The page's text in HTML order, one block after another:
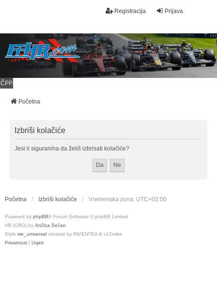
Prijava
Registracija
ČPP
Početna
Izbriši kolačiće
Jesi li siguran/na da želiš izbrisati kolačiće?
Početna Izbriši kolačiće Vremenska zona: UTC+02:00
Powered by phpBB® Forum Software © phpBB Limited
HR (CRO) by Ančica Sečan
Style we_universal created by INVENTEA & v12mike
Privatnost | Uvjeti